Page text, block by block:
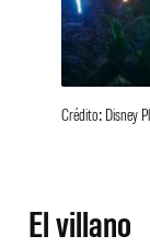
Crédito: Disney
El villano